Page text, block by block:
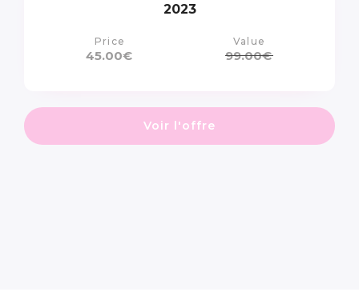
2023
Price
45.00€
Value
99.00€
Voir l'offre